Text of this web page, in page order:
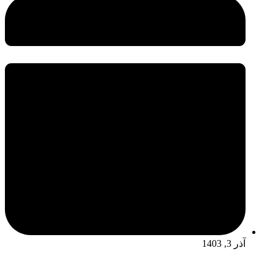
آذر 3, 1403